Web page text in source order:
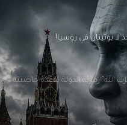
الله” رمزيَّة الدولة يُفقِدُهُ حاضِنَته
هل انتهى زمنُ الوكلاء؟
امتناع؟!